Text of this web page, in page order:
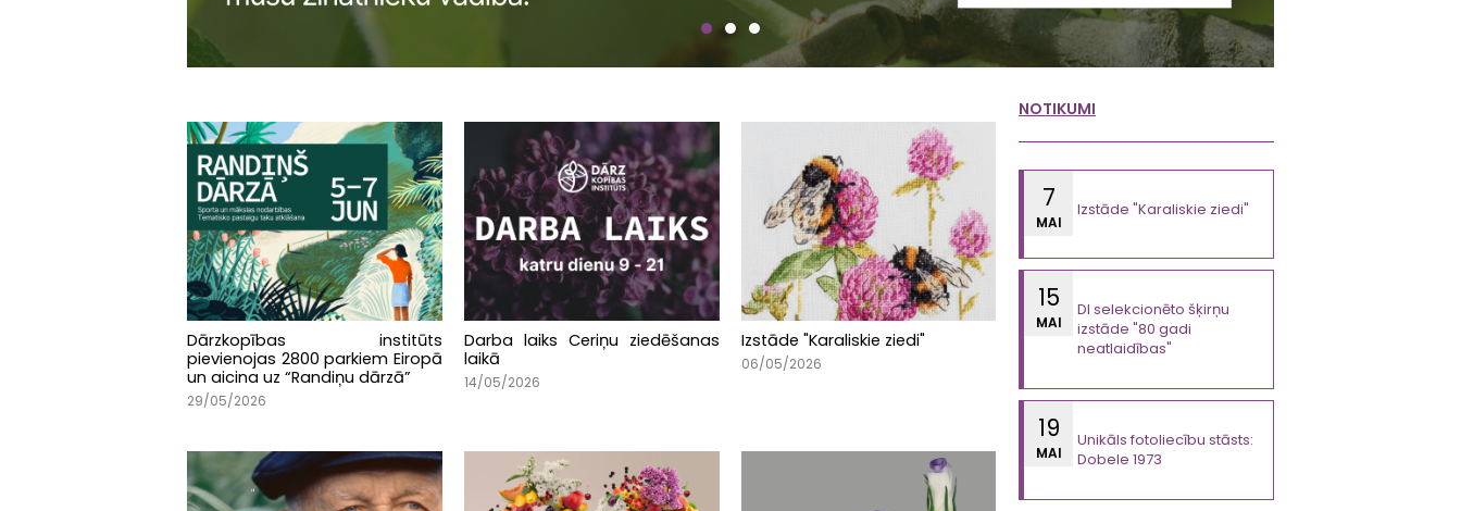
Dārzkopības institūts
pievienojas 2800 parkiem Eiropā
un aicina uz “Randiņu dārzā”
29/05/2026
Darba laiks Ceriņu ziedēšanas
laikā
14/05/2026
Izstāde "Karaliskie ziedi"
06/05/2026
NOTIKUMI
Izstāde "Karaliskie ziedi"
7
MAI
DI selekcionēto šķirņu
izstāde "80 gadi
neatlaidības"
15
MAI
Unikāls fotoliecību stāsts:
Dobele 1973
19
MAI